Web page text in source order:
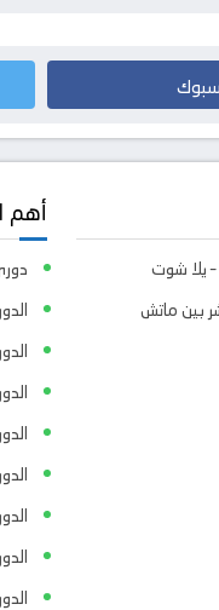
– يلا شوت
بين ماتش
أهم